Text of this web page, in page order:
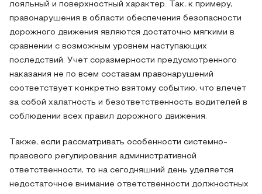
лояльный и поверхностный характер. Так, к примеру,
правонарушения в области обеспечения безопасности
дорожного движения являются достаточно мягкими в
сравнении с возможным уровнем наступающих
последствий. Учет соразмерности предусмотренного
наказания не по всем составам правонарушений
соответствует конкретно взятому событию, что влечет
за собой халатность и безответственность водителей в
соблюдении всех правил дорожного движения.
Также, если рассматривать особенности системно-
правового регулирования административной
ответственности, то на сегодняшний день уделяется
недостаточное внимание ответственности должностных